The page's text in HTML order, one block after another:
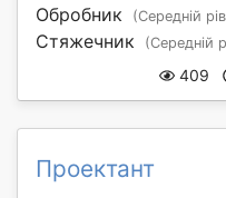
Обробник (Середній
Стяжечник (Середній
409
Проектант